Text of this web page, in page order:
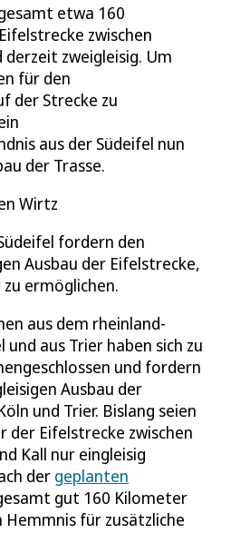
etwa 160
zwischen
derzeit zweigleisig. Um
für den
der Strecke zu
aus der Südeifel nun
der Trasse.
Wirtz
fordern den
Ausbau der Eifelstrecke,
ermöglichen.
aus dem rheinland-
und aus Trier haben sich zu
und fordern
Ausbau der
und Trier. Bislang seien
der Eifelstrecke zwischen
Kall nur eingleisig
der geplanten
gut 160 Kilometer
für zusätzliche